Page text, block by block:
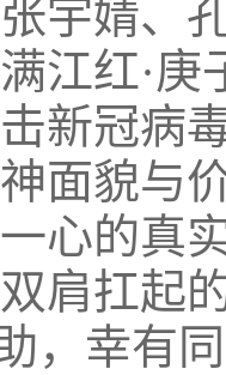
宇婧、
江红·
新冠病
面貌与
心的真
肩扛起
，幸有